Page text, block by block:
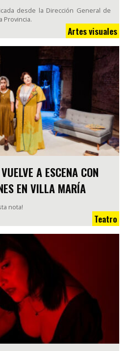
desde la Dirección General de
Provincia.
Artes visuales
A ESCENA CON
EN VILLA MARÍA
nota!
Teatro